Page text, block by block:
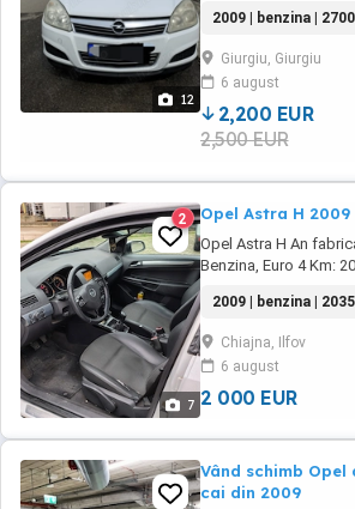
12
din gama acestui
costurilor reduse de
folosită ca mașină de
normal și fără utilizare
2009 | benzina |
Giurgiu, Giurgiu
6 august
2,200 EUR
2,500 EUR
7
2 Opel Astra H 2009
Opel Astra H An
Benzina, Euro 4 Km:
Lights (se mișcă în
virezi) Clima Pilot
Senzor lumini ploaie
electrice Geamuri
2009 | benzina |
Chiajna, Ilfov
6 august
2 000 EUR
Vând schimb Opel
cai din 2009